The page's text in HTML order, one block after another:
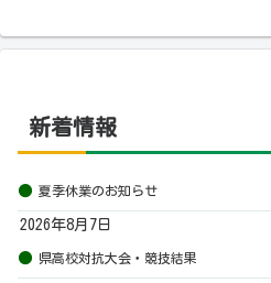
新着情報
夏季休業のお知らせ
2026年8月7日
県高校対抗大会・競技結果